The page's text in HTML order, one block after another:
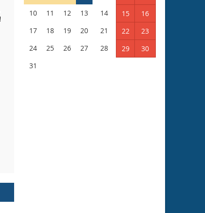
10
11 12 13 14 15
16
17
18 19 20 21 22
23
24
25 26 27 28 29
30
31